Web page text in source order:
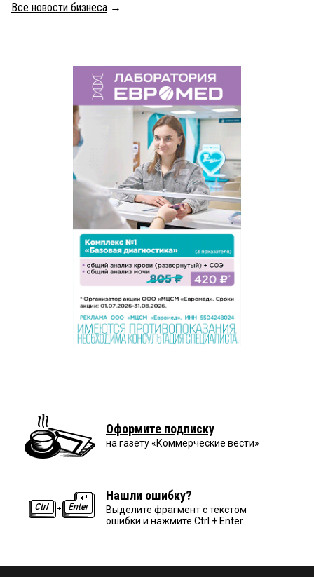
Все новости бизнеса →
Оформите подписку
на газету «Коммерческие вести»
Нашли ошибку?
Выделите фрагмент с текстом
ошибки и нажмите Ctrl + Enter.